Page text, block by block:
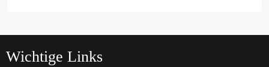
Wichtige Links